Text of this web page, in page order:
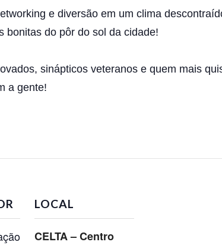
e diversão em um clima
bonitas do pôr do sol da cidade!
sinápticos veteranos e quem mais
a gente!
LOCAL
CELTA – Centro